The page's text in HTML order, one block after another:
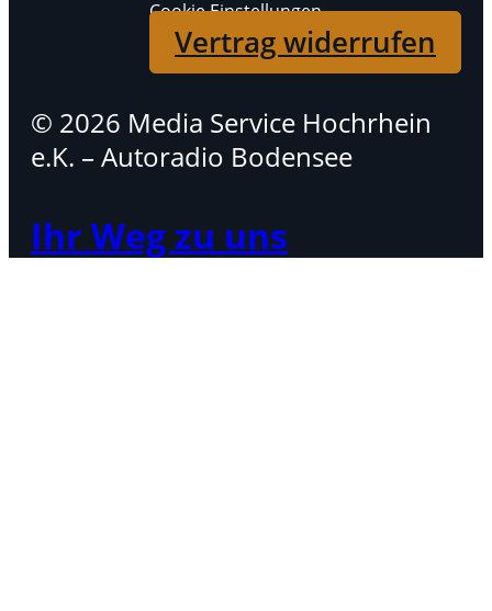
Cookie Einstellungen
Vertrag widerrufen
© 2026 Media Service Hochrhein
e.K. – Autoradio Bodensee
Ihr Weg zu uns